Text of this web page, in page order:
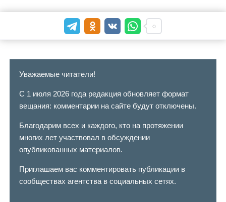
Уважаемые читатели!
С 1 июля 2026 года редакция обновляет формат
вещания: комментарии на сайте будут отключены.
Благодарим всех и каждого, кто на протяжении
многих лет участвовал в обсуждении
опубликованных материалов.
Приглашаем вас комментировать публикации в
сообществах агентства в социальных сетях.